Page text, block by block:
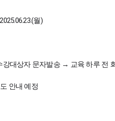
월)
대상자 문자발송 → 교육 하루 전
안내 예정